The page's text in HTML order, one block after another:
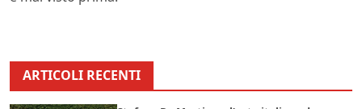
ARTICOLI RECENTI